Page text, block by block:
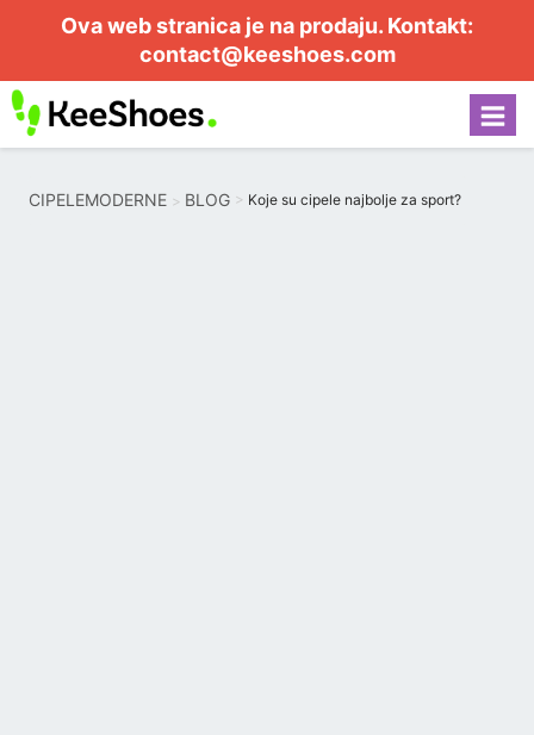
Ova web stranica je na prodaju. Kontakt:
contact@keeshoes.com
CIPELEMODERNE BLOG Koje su cipele najbolje za sport?